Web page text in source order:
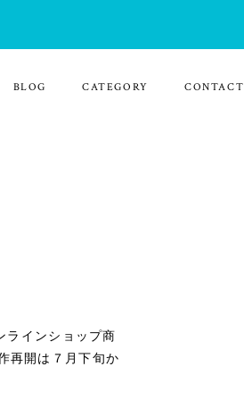
BLOG CATEGORY CONTACT
ラインショップ商
再開は７月下旬か